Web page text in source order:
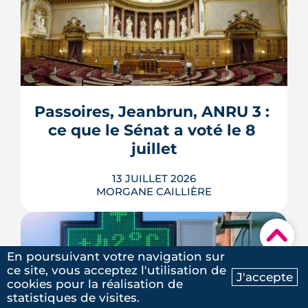
Ma recherche Contactez-nous
▾
5/5
Lola M.
Verrous tournés, voisins prévenus,
boîte aux lettres sous contrôle : une
grande partie de la protection d'un
logement repose sur des habitudes qui
gestes gratuits ou à moins de 50 €,
inspirés des conseils officiels de la
police et de la gendarmerie, mon...
LIRE L'ARTICLE
Passoires, Jeanbrun, ANRU 3 :
ce que le Sénat a voté le 8
juillet
13 JUILLET 2026
MORGANE CAILLIÈRE
Passoires thermiques louables sous
conditions, amortissement Jeanbrun
étendu, ANRU 3 doté de 5 milliards
d'euros, permis dérogatoires, maires
En poursuivant votre navigation sur
ce site, vous acceptez l'utilisation de
cookies pour la réalisation de
statistiques de visites.
J'accepte